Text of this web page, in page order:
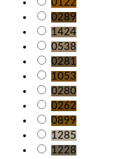
0122
0289
1424
0538
0281
1053
0280
0262
0899
1285
1228